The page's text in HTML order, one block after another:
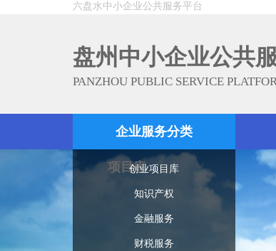
六盘水中小企业公共服务平台
盘州中小企业公共
PANZHOU PUBLIC SERVICE
企业服务分类
创业项目库
知识产权
金融服务
财税服务
项目库